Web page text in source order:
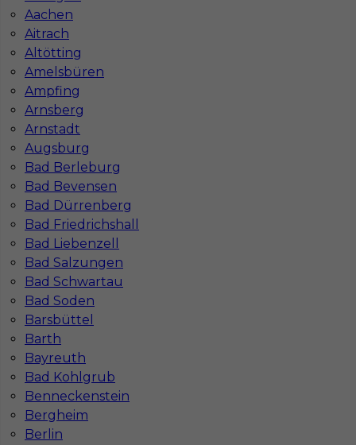
Aachen
Aitrach
Altötting
Amelsbüren
Ampfing
Arnsberg
Arnstadt
Augsburg
Bad Berleburg
Bad Bevensen
Bad Dürrenberg
Bad Friedrichshall
Bad Liebenzell
Bad Salzungen
Bad Schwartau
Bad Soden
Barsbüttel
Barth
Bayreuth
Bad Kohlgrub
Benneckenstein
Bergheim
Berlin
Co to jest Gewerbe?
Czy praca w Niemczech na budowie jest
bezpieczna pod kątem BHP?
Jakie kursy warto zrobić, aby praca za
granicą była lepiej płatna?
Czy praca w Niemczech bez języka jest
możliwa?